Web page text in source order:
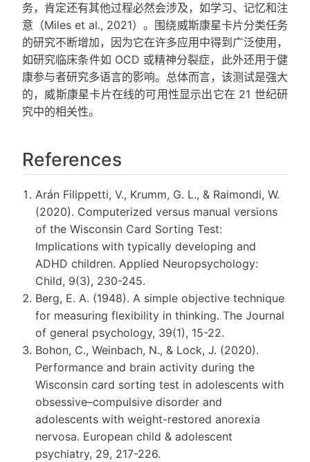
务，肯定还有其他过程必然会涉及，如学习、记忆和注
意（Miles et al., 2021）。围绕威斯康星卡片分类任务
的研究不断增加，因为它在许多应用中得到广泛使用，
如研究临床条件如 OCD 或精神分裂症，此外还用于健
康参与者研究多语言的影响。总体而言，该测试是强大
的，威斯康星卡片在线的可用性显示出它在 21 世纪研
究中的相关性。
References
Arán Filippetti, V., Krumm, G. L., & Raimondi, W.
(2020). Computerized versus manual versions
of the Wisconsin Card Sorting Test:
Implications with typically developing and
ADHD children. Applied Neuropsychology:
Child, 9(3), 230-245.
Berg, E. A. (1948). A simple objective technique
for measuring flexibility in thinking. The Journal
of general psychology, 39(1), 15-22.
Bohon, C., Weinbach, N., & Lock, J. (2020).
Performance and brain activity during the
Wisconsin card sorting test in adolescents with
obsessive–compulsive disorder and
adolescents with weight-restored anorexia
nervosa. European child & adolescent
psychiatry, 29, 217-226.